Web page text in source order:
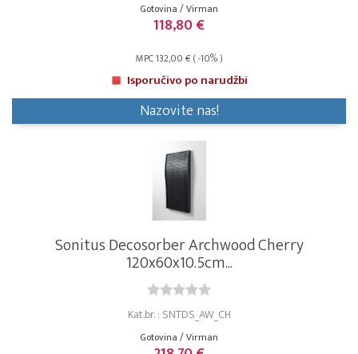
Gotovina / Virman
118,80 €
MPC 132,00 € ( -10% )
Isporučivo po narudžbi
Nazovite nas!
Sonitus Decosorber Archwood Cherry
120x60x10.5cm...
Kat.br. : SNTDS_AW_CH
Gotovina / Virman